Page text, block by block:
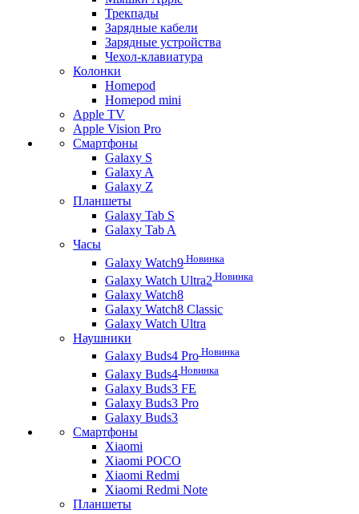
Трекпады
Зарядные кабели
Зарядные устройства
Чехол-клавиатура
Колонки
Homepod
Homepod mini
Apple TV
Apple Vision Pro
Смартфоны
Galaxy S
Galaxy A
Galaxy Z
Планшеты
Galaxy Tab S
Galaxy Tab A
Часы
Galaxy Watch9 Новинка
Galaxy Watch Ultra2 Новинка
Galaxy Watch8
Galaxy Watch8 Classic
Galaxy Watch Ultra
Наушники
Galaxy Buds4 Pro Новинка
Galaxy Buds4 Новинка
Galaxy Buds3 FE
Galaxy Buds3 Pro
Galaxy Buds3
Смартфоны
Xiaomi
Xiaomi POCO
Xiaomi Redmi
Xiaomi Redmi Note
Планшеты